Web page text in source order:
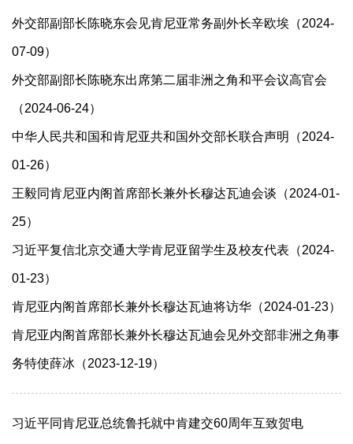
外交部副部长陈晓东会见肯尼亚常务副外长辛欧埃（2024-
07-09）
外交部副部长陈晓东出席第二届非洲之角和平会议高官会
（2024-06-24）
​中华人民共和国和肯尼亚共和国外交部长联合声明（2024-
01-26）
王毅同肯尼亚内阁首席部长兼外长穆达瓦迪会谈（2024-01-
25）
习近平复信北京交通大学肯尼亚留学生及校友代表（2024-
01-23）
肯尼亚内阁首席部长兼外长穆达瓦迪将访华（2024-01-23）
肯尼亚内阁首席部长兼外长穆达瓦迪会见外交部非洲之角事
务特使薛冰（2023-12-19）
习近平同肯尼亚总统鲁托就中肯建交60周年互致贺电